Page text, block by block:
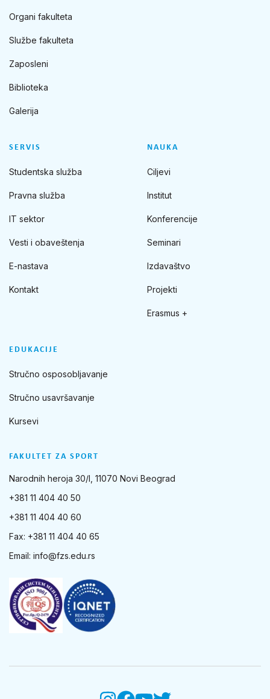
FAKULTET ZA SPORT
Narodnih heroja 30/I, 11070 Novi Beograd
+381 11 404 40 50
+381 11 404 40 60
Fax: +381 11 404 40 65
Email: info@fzs.edu.rs
Organi fakulteta
Službe fakulteta
Zaposleni
Biblioteka
Galerija
SERVIS
Studentska služba
Pravna služba
IT sektor
Vesti i obaveštenja
E-nastava
Kontakt
NAUKA
Ciljevi
Institut
Konferencije
Seminari
Izdavaštvo
Projekti
Erasmus +
EDUKACIJE
Stručno osposobljavanje
Stručno usavršavanje
Kursevi